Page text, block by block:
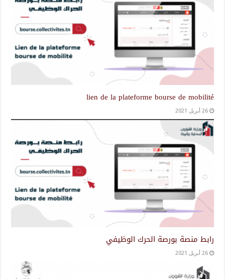
lien de la plateforme bourse de mobilité
26 أبريل 2021
رابط منصة بورصة الحرك الوظيفي
26 أبريل 2021